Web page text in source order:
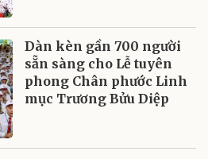
Dàn kèn gần 700 người
sẵn sàng cho Lễ tuyên
phong Chân phước Linh
mục Trương Bửu Diệp